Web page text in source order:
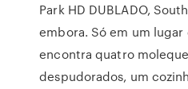
Park HD DUBLADO,
embora. Só em um
encontra quatro
despudorados, um